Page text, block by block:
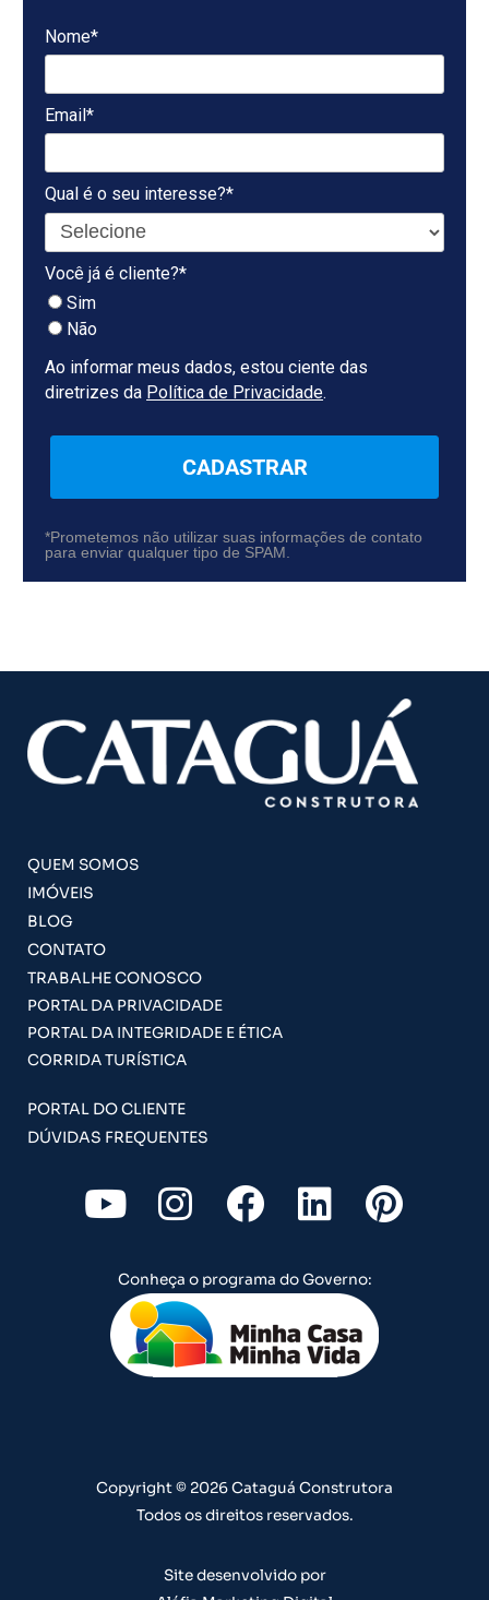
Nome*
Email*
Qual é o seu interesse?*
Você já é cliente?*
Sim
Não
Ao informar meus dados, estou ciente das
diretrizes da Política de Privacidade.
CADASTRAR
*Prometemos não utilizar suas informações de contato
para enviar qualquer tipo de SPAM.
QUEM SOMOS
IMÓVEIS
BLOG
CONTATO
TRABALHE CONOSCO
PORTAL DA PRIVACIDADE
PORTAL DA INTEGRIDADE E ÉTICA
CORRIDA TURÍSTICA
PORTAL DO CLIENTE
DÚVIDAS FREQUENTES
Y
o
u
t
u
b
I
n
s
t
a
g
m
F
a
c
e
b
o
L
i
n
k
e
d
P
i
t
Conheça o programa do Governo:
Copyright © 2026 Cataguá Construtora
Todos os direitos reservados.
Site desenvolvido por